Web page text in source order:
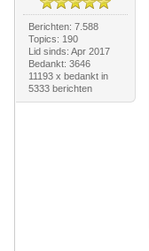
Berichten: 7.588
Topics: 190
Lid sinds: Apr 2017
Bedankt: 3646
11193 x bedankt in
5333 berichten